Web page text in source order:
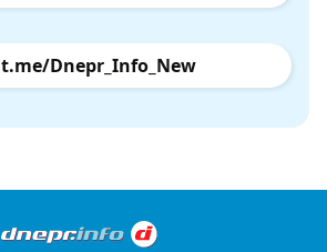
t.me/Dnepr_Info_New